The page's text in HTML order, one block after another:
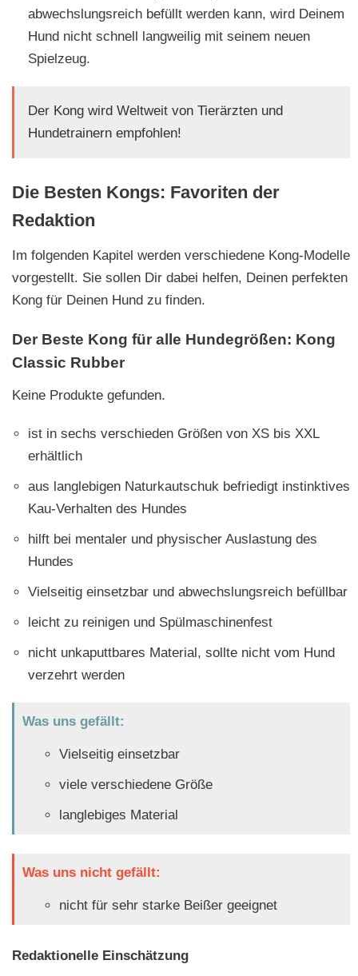
abwechslungsreich befüllt werden kann, wird Deinem
Hund nicht schnell langweilig mit seinem neuen
Spielzeug.
Der Kong wird Weltweit von Tierärzten und
Hundetrainern empfohlen!
Die Besten Kongs: Favoriten der
Redaktion
Im folgenden Kapitel werden verschiedene Kong-Modelle
vorgestellt. Sie sollen Dir dabei helfen, Deinen perfekten
Kong für Deinen Hund zu finden.
Der Beste Kong für alle Hundegrößen: Kong
Classic Rubber
Keine Produkte gefunden.
ist in sechs verschieden Größen von XS bis XXL
erhältlich
aus langlebigen Naturkautschuk befriedigt instinktives
Kau-Verhalten des Hundes
hilft bei mentaler und physischer Auslastung des
Hundes
Vielseitig einsetzbar und abwechslungsreich befüllbar
leicht zu reinigen und Spülmaschinenfest
nicht unkaputtbares Material, sollte nicht vom Hund
verzehrt werden
Was uns gefällt:
Vielseitig einsetzbar
viele verschiedene Größe
langlebiges Material
Was uns nicht gefällt:
nicht für sehr starke Beißer geeignet
Redaktionelle Einschätzung